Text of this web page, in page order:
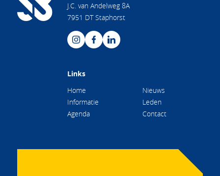
J.C. van Andelweg 8A
7951 DT Staphorst
Links
Home
Informatie
Agenda
Nieuws
Leden
Contact